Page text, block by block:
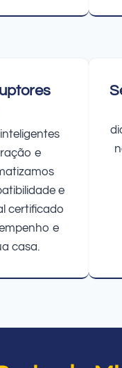
e
e
certificado
e
casa.